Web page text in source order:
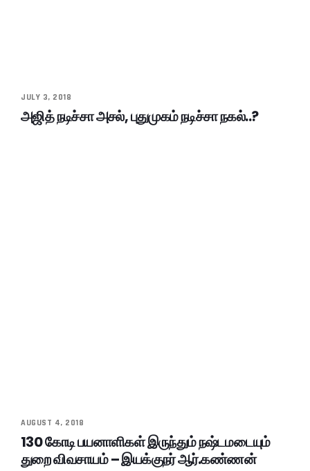
JULY 3, 2018
அஜித் நடிச்சா அசல், புதுமுகம் நடிச்சா நகல்..?
AUGUST 4, 2018
130 கோடி பயனாளிகள் இருந்தும் நஷ்டமடையும்
துறை விவசாயம் – இயக்குநர் ஆர்.கண்ணன்